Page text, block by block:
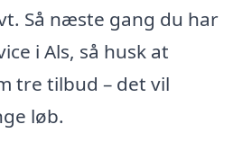
Så næste gang du har
i Als, så husk at
tre tilbud – det vil
løb.